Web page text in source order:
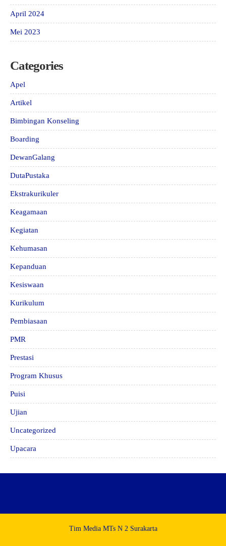
April 2024
Mei 2023
Categories
Apel
Artikel
Bimbingan Konseling
Boarding
DewanGalang
DutaPustaka
Ekstrakurikuler
Keagamaan
Kegiatan
Kehumasan
Kepanduan
Kesiswaan
Kurikulum
Pembiasaan
PMR
Prestasi
Program Khusus
Puisi
Ujian
Uncategorized
Upacara
Tim Media MTs N 2 Surakarta